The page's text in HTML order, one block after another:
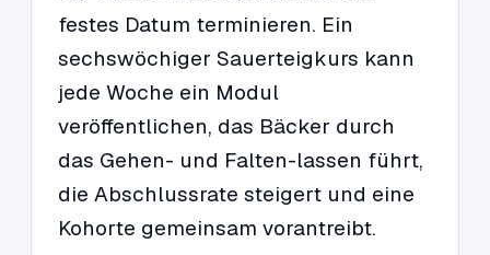
festes Datum terminieren. Ein
sechswöchiger Sauerteigkurs kann
jede Woche ein Modul
veröffentlichen, das Bäcker durch
das Gehen- und Falten-lassen führt,
die Abschlussrate steigert und eine
Kohorte gemeinsam vorantreibt.